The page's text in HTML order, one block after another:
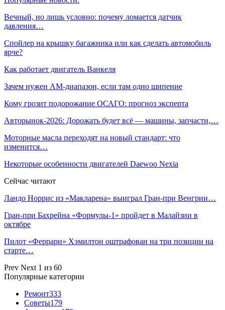
Вечный, но лишь условно: почему ломается датчик
давления…
Спойлер на крышку багажника или как сделать автомобиль
ярче?
Как работает двигатель Ванкеля
Зачем нужен АМ-диапазон, если там одно шипение
Кому грозит подорожание ОСАГО: прогноз эксперта
Авторынок-2026: Дорожать будет всё — машины, запчасти,…
Моторные масла переходят на новый стандарт: что
изменится…
Некоторые особенности двигателей Daewoo Nexia
Сейчас читают
Ландо Норрис из «Макларена» выиграл Гран‑при Венгрии…
Гран‑при Бахрейна «Формулы‑1» пройдет в Малайзии в
октябре
Пилот «Феррари» Хэмилтон оштрафован на три позиции на
старте…
Prev Next 1 из 60
Популярные категории
Ремонт333
Советы179